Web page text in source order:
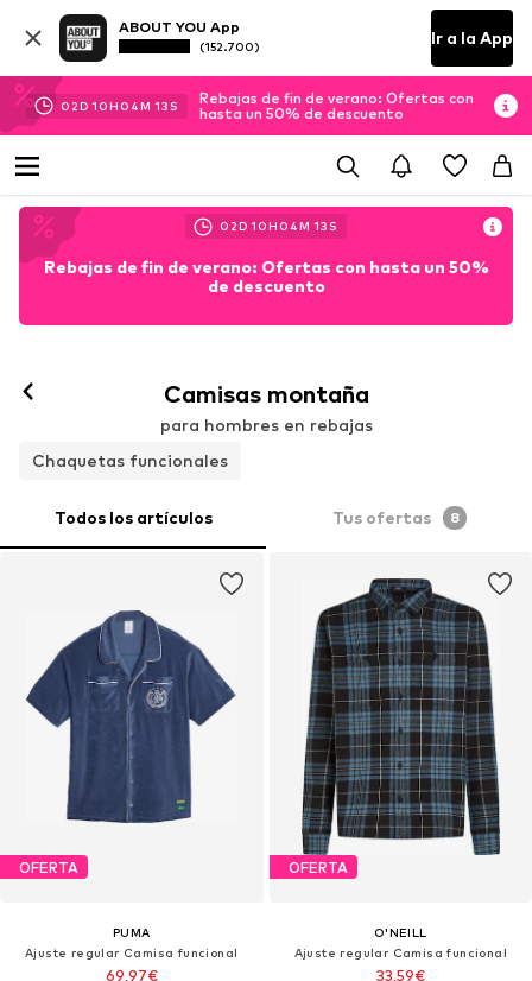
ABOUT YOU App
(152.700) Ir a la App
02D 10H 04M 11 S
Rebajas de fin de verano: Ofertas con
hasta un 50% de descuento
02D 10H 04M 11 S
Rebajas de fin de verano: Ofertas con hasta un 50%
de descuento
Camisas montaña
para hombres en rebajas
Chaquetas funcionales
Todos los artículos Tus ofertas 8
OFERTA
PUMA
Ajuste regular Camisa funcional
69,97€
OFERTA
O'NEILL
Ajuste regular Camisa funcional
33,59€